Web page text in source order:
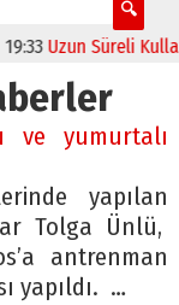
Uzun Süreli Kullanım
ve yumurtalı
yapılan
Tolga Ünlü,
antrenman
yapıldı. …